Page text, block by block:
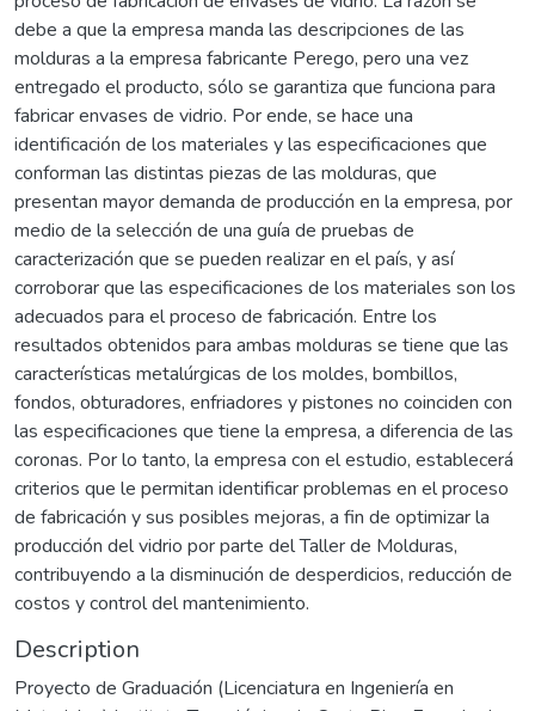
debe a que la empresa manda las descripciones de las
molduras a la empresa fabricante Perego, pero una vez
entregado el producto, sólo se garantiza que funciona para
fabricar envases de vidrio. Por ende, se hace una
identificación de los materiales y las especificaciones que
conforman las distintas piezas de las molduras, que
presentan mayor demanda de producción en la empresa, por
medio de la selección de una guía de pruebas de
caracterización que se pueden realizar en el país, y así
corroborar que las especificaciones de los materiales son los
adecuados para el proceso de fabricación. Entre los
resultados obtenidos para ambas molduras se tiene que las
características metalúrgicas de los moldes, bombillos,
fondos, obturadores, enfriadores y pistones no coinciden con
las especificaciones que tiene la empresa, a diferencia de las
coronas. Por lo tanto, la empresa con el estudio, establecerá
criterios que le permitan identificar problemas en el proceso
de fabricación y sus posibles mejoras, a fin de optimizar la
producción del vidrio por parte del Taller de Molduras,
contribuyendo a la disminución de desperdicios, reducción de
costos y control del mantenimiento.
Description
Proyecto de Graduación (Licenciatura en Ingeniería en